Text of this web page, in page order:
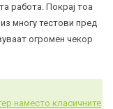
работа. Покрај тоа
многу тестови пред
огромен чекор
наместо класичните